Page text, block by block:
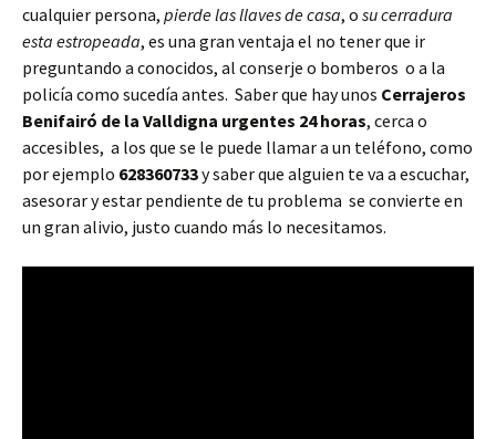
cualquier persona, pierde las llaves de casa, o su cerradura
esta estropeada, es una gran ventaja el no tener que ir
preguntando a conocidos, al conserje o bomberos o a la
policía como sucedía antes. Saber que hay unos Cerrajeros
Benifairó de la Valldigna urgentes 24 horas, cerca o
accesibles, a los que se le puede llamar a un teléfono, como
por ejemplo 628360733y saber que alguien te va a escuchar,
asesorar y estar pendiente de tu problema se convierte en
un gran alivio, justo cuando más lo necesitamos.